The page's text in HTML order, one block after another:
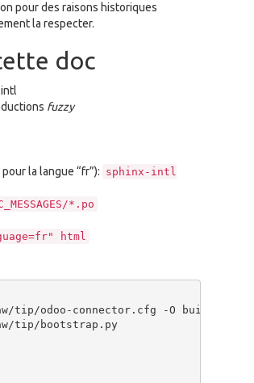
pour des raisons historiques
la respecter.
doc
fuzzy
la langue “fr”): sphinx-intl
*.po
html
tip/odoo-connector.cfg -O buildout.cfg
tip/bootstrap.py